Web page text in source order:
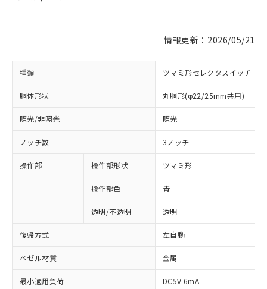
情報更新：2026/05/21
種類 ツマミ形セレクタスイッチ
胴体形状 丸胴形(φ22/25mm共用)
照光/非照光 照光
ノッチ数 3ノッチ
操作部 操作部形状 ツマミ形
操作部色 青
透明/不透明 透明
復帰方式 左自動
ベゼル材質 金属
最小適用負荷 DC5V 6mA